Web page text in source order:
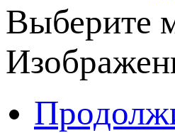
Выберите